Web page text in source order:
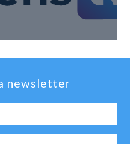
newsletter